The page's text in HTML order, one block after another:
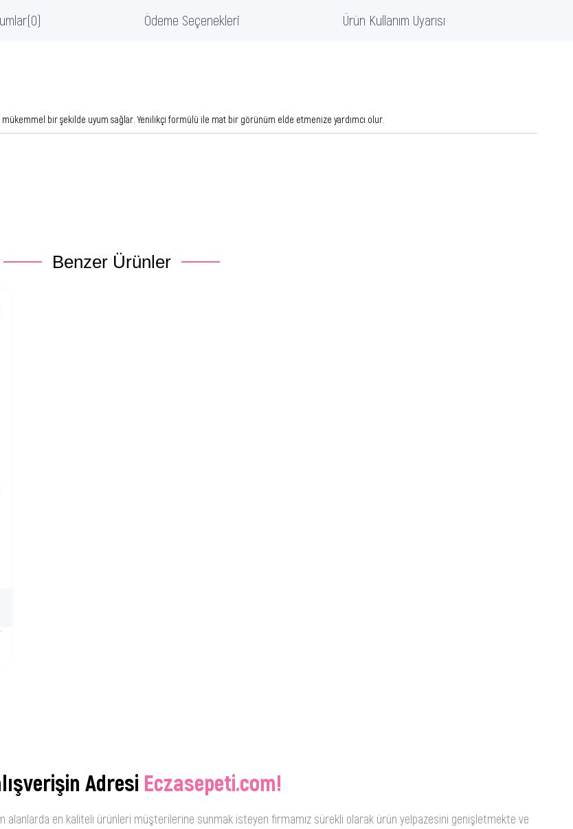
(0) Ödeme Seçenekleri Ürün Kullanım Uyarısı
mükemmel bir şekilde uyum sağlar. Yenilikçi formülü ile mat bir görünüm elde etmenize yardımcı olur.
Benzer Ürünler
Adresi Eczasepeti.com!
alanlarda en kaliteli ürünleri müşterilerine sunmak isteyen firmamız sürekli olarak ürün yelpazesini genişletmekte ve